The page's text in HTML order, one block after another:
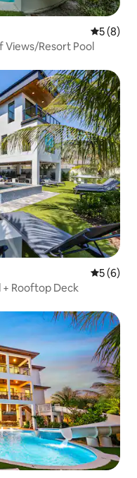
Средна
5 (8)
Views/Resort Pool
Средна
5 (6)
+ Rooftop Deck